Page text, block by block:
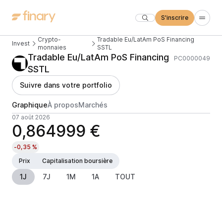
S'inscrire
Invest
Crypto-
monnaies
Tradable Eu/LatAm PoS Financing
SSTL
Tradable Eu/LatAm PoS Financing
SSTL
PC0000049
Suivre dans votre portfolio
GraphiqueÀ proposMarchés
07 août 2026
0,864999 €
-0,35 %
Prix
Capitalisation boursière
1J 7J 1M 1A TOUT